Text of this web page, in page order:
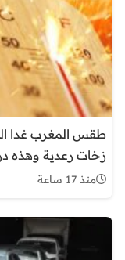
طقس المغرب غدا
زخات رعدية وهذه
منذ 17 ساعة